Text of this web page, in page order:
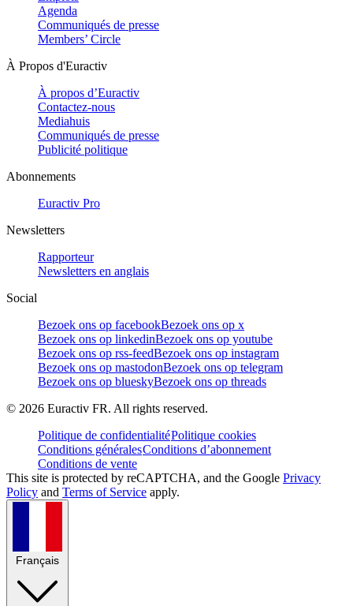
Agenda
Communiqués de presse
Members’ Circle
À Propos d'Euractiv
À propos d’Euractiv
Contactez-nous
Mediahuis
Communiqués de presse
Publicité politique
Abonnements
Euractiv Pro
Newsletters
Rapporteur
Newsletters en anglais
Social
Bezoek ons op facebookBezoek ons op x
Bezoek ons op linkedinBezoek ons op youtube
Bezoek ons op rss-feedBezoek ons op instagram
Bezoek ons op mastodonBezoek ons op telegram
Bezoek ons op blueskyBezoek ons op threads
© 2026 Euractiv FR. All rights reserved.
Politique de confidentialitéPolitique cookies
Conditions généralesConditions d’abonnement
Conditions de vente
This site is protected by reCAPTCHA, and the Google Privacy
Policy and Terms of Service apply.
Français